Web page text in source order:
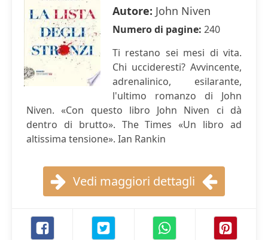
Autore: John Niven
Numero di pagine: 240
Ti restano sei mesi di vita.
Chi uccideresti? Avvincente,
adrenalinico, esilarante,
l'ultimo romanzo di John
Niven. «Con questo libro John Niven ci dà
dentro di brutto». The Times «Un libro ad
altissima tensione». Ian Rankin
Vedi maggiori dettagli